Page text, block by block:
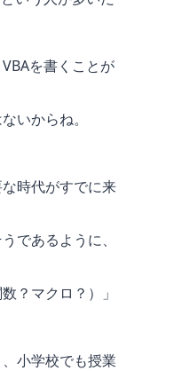
を書くことが
いからね。
時代がすでに来
であるように、
？マクロ？）」
小学校でも授業